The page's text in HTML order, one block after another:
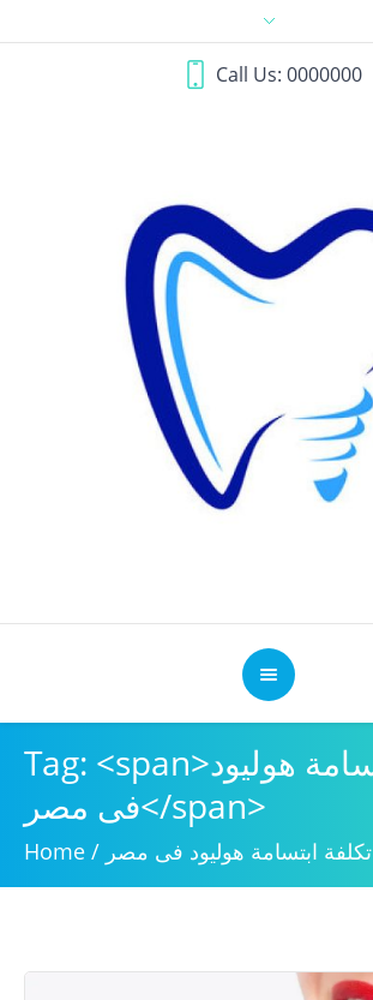
Call Us: 0000000
Tag: <span>تكلفة ابتسامة هوليود
فى مصر</span>
Home / تكلفة ابتسامة هوليود فى مصر